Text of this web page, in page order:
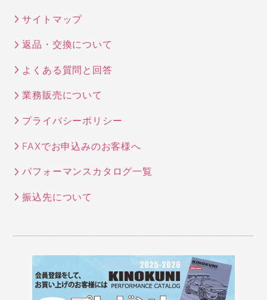
サイトマップ
返品・交換について
よくある質問と回答
業務販売について
プライバシーポリシー
FAXでお申込みのお客様へ
パフォーマンスカタログ一覧
振込先について